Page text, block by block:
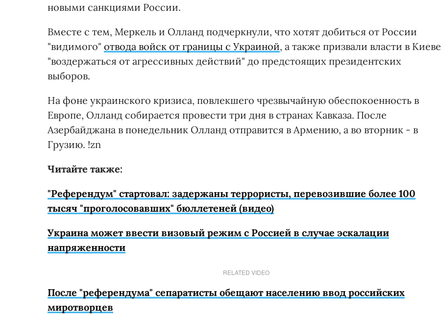
новыми санкциями России.
Вместе с тем, Меркель и Олланд подчеркнули, что хотят добиться от России
"видимого" отвода войск от границы с Украиной, а также призвали власти в Киеве
"воздержаться от агрессивных действий" до предстоящих президентских
выборов.
На фоне украинского кризиса, повлекшего чрезвычайную обеспокоенность в
Европе, Олланд собирается провести три дня в странах Кавказа. После
Азербайджана в понедельник Олланд отправится в Армению, а во вторник - в
Грузию. !zn
Читайте также:
"Референдум" стартовал: задержаны террористы, перевозившие более 100
тысяч "проголосовавших" бюллетеней (видео)
Украина может ввести визовый режим с Россией в случае эскалации
напряженности
RELATED VIDEO
После "референдума" сепаратисты обещают населению ввод российских
миротворцев